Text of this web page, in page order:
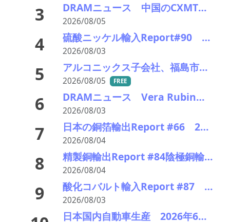
3 DRAMニュース 中国のCXMTが上場で業界に波紋
2026/08/05
4 硫酸ニッケル輸入Report#90 2026年中盤輸入回復の兆し
2026/08/03
5 アルコニックス子会社、福島市に新工場－半導体製造装置などの精密金属加工部品の生産能力を２倍に
2026/08/05 FREE
6 DRAMニュース Vera Rubin、SoCAMM搭載数の半減を検討
2026/08/03
7 日本の銅箔輸出Report #66 2026年前半裏張り無輸出額500億円超 裏張り有も輸出急増
2026/08/04
8 精製銅輸出Report #84陰極銅輸出 2026年6月輸出量4万8千トン 13か月連続減少
2026/08/04
9 酸化コバルト輸入Report #87 2026年前半輸入量220トン、前年比0.8%増加
2026/08/03
日本国内自動車生産 2026年6月生産台数 73万7千台 前年同月比6.8%増加